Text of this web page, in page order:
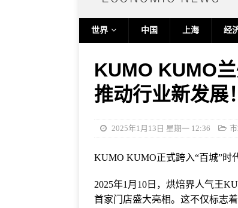
世界 中国 上海 经
KUMO KUMO
推动行业新发展！
2025年1月13日 星期一 12:36
KUMO KUMO正式跨入“百城”时
2025年1月10日，烘焙界人气王
首家门店盛大亮相。这不仅标志